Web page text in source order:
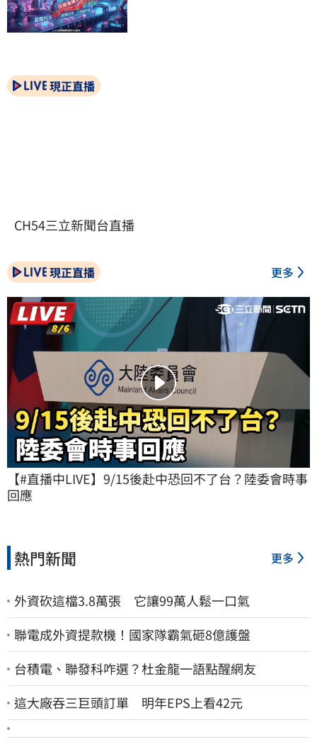
現正直播
CH54三立新聞台直播
現正直播 更多
【#直播中LIVE】9/15後赴中恐回不了台？陸委會時事
回應
熱門新聞 更多
外資砍這檔3.8萬張 它讓99萬人鬆一口氣
聯電成外資提款機！國家隊霸氣砸8億護盤
台積電、聯發科咋選？杜金龍一語點醒網友
這大廠吞三巨頭訂單 明年EPS上看42元